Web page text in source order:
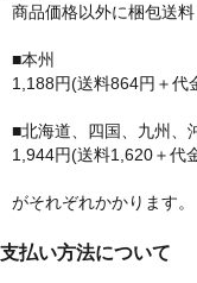
商品価格以外に梱包送
■本州
1,188円(送料864円＋代
■北海道、四国、九州、
1,944円(送料1,620＋代
がそれぞれかかります。
支払い方法について